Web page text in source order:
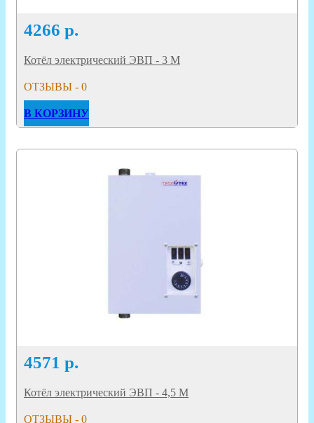
4266 р.
Котёл электрический ЭВП - 3 М
ОТЗЫВЫ - 0
В КОРЗИНУ
4571 р.
Котёл электрический ЭВП - 4,5 М
ОТЗЫВЫ - 0